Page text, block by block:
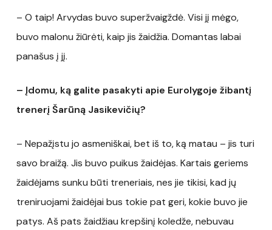
– O taip! Arvydas buvo superžvaigždė. Visi jį mėgo,
buvo malonu žiūrėti, kaip jis žaidžia. Domantas labai
panašus į jį.
– Įdomu, ką galite pasakyti apie Eurolygoje žibantį
trenerį Šarūną Jasikevičių?
– Nepažįstu jo asmeniškai, bet iš to, ką matau – jis turi
savo braižą. Jis buvo puikus žaidėjas. Kartais geriems
žaidėjams sunku būti treneriais, nes jie tikisi, kad jų
treniruojami žaidėjai bus tokie pat geri, kokie buvo jie
patys. Aš pats žaidžiau krepšinį koledže, nebuvau